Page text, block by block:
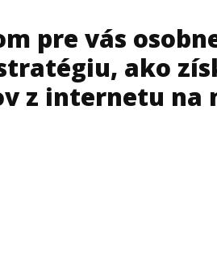
pre vás
ako
z internetu na